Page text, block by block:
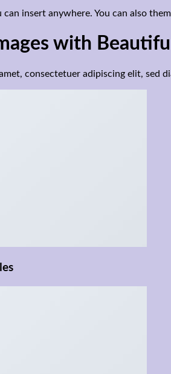
can insert anywhere. You can also
with
consectetuer adipiscing elit, sed